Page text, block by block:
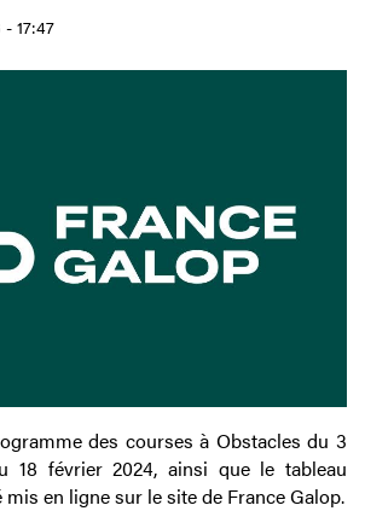
17:47
des courses à Obstacles du 3
18 février 2024, ainsi que le tableau
en ligne sur le site de France Galop.